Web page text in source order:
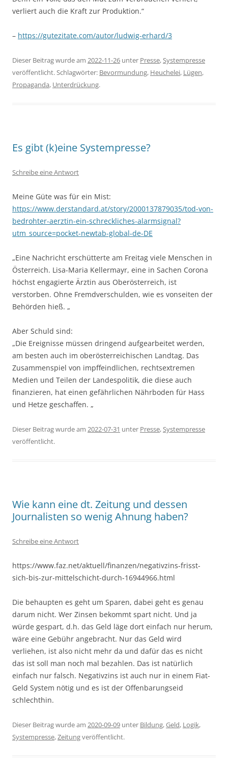
verliert auch die Kraft zur Produktion.“
– https://gutezitate.com/autor/ludwig-erhard/3
Dieser Beitrag wurde am 2022-11-26 unter Presse,Systempresse
veröffentlicht. Schlagwörter: Bevormundung, Heuchelei, Lügen,
Propaganda, Unterdrückung.
Es gibt (k)eine Systempresse?
Schreibe eine Antwort
Meine Güte was für ein Mist:
https://www.derstandard.at/story/2000137879035/tod-von-
bedrohter-aerztin-ein-schreckliches-alarmsignal?
utm_source=pocket-newtab-global-de-DE
„Eine Nachricht erschütterte am Freitag viele Menschen in
Österreich. Lisa-Maria Kellermayr, eine in Sachen Corona
höchst engagierte Ärztin aus Oberösterreich, ist
verstorben. Ohne Fremdverschulden, wie es vonseiten der
Behörden hieß. „
Aber Schuld sind:
„Die Ereignisse müssen dringend aufgearbeitet werden,
am besten auch im oberösterreichischen Landtag. Das
Zusammenspiel von impffeindlichen, rechtsextremen
Medien und Teilen der Landespolitik, die diese auch
finanzieren, hat einen gefährlichen Nährboden für Hass
und Hetze geschaffen. „
Dieser Beitrag wurde am 2022-07-31 unter Presse,Systempresse
veröffentlicht.
Wie kann eine dt. Zeitung und dessen
Journalisten so wenig Ahnung haben?
Schreibe eine Antwort
https://www.faz.net/aktuell/finanzen/negativzins-frisst-
sich-bis-zur-mittelschicht-durch-16944966.html
Die behaupten es geht um Sparen, dabei geht es genau
darum nicht. Wer Zinsen bekommt spart nicht. Und ja
würde gespart, d.h. das Geld läge dort einfach nur herum,
wäre eine Gebühr angebracht. Nur das Geld wird
verliehen, ist also nicht mehr da und dafür das es nicht
das ist soll man noch mal bezahlen. Das ist natürlich
einfach nur falsch. Negativzins ist auch nur in einem Fiat-
Geld System nötig und es ist der Offenbarungseid
schlechthin.
Dieser Beitrag wurde am 2020-09-09 unter Bildung,Geld, Logik,
Systempresse,Zeitungveröffentlicht.